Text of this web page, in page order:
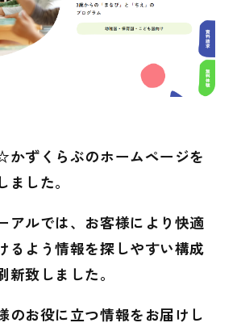
かずくらぶのホームページを
ました。
アルでは、お客様により快適
るよう情報を探しやすい構成
致しました。
のお役に立つ情報をお届けし